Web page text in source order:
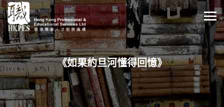
《如果約旦河懂得回憶》